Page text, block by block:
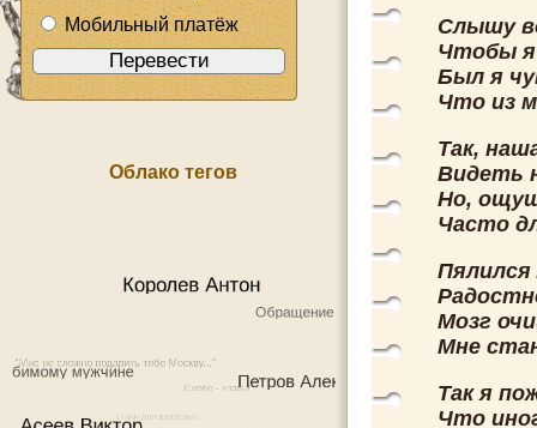
Мобильный платёж
Облако тегов
Слышу
Чтобы я
Был я
Что из
Так,
Видеть
Но,
Часто
Пялился
Мозг
Мне
Так я
Что